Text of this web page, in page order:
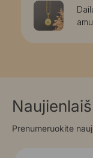
Prenumeruokite